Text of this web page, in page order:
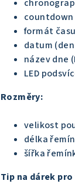
formát
datum
název dne
LED
Rozměry:
velikost
délka
šířka
Tip na dárek